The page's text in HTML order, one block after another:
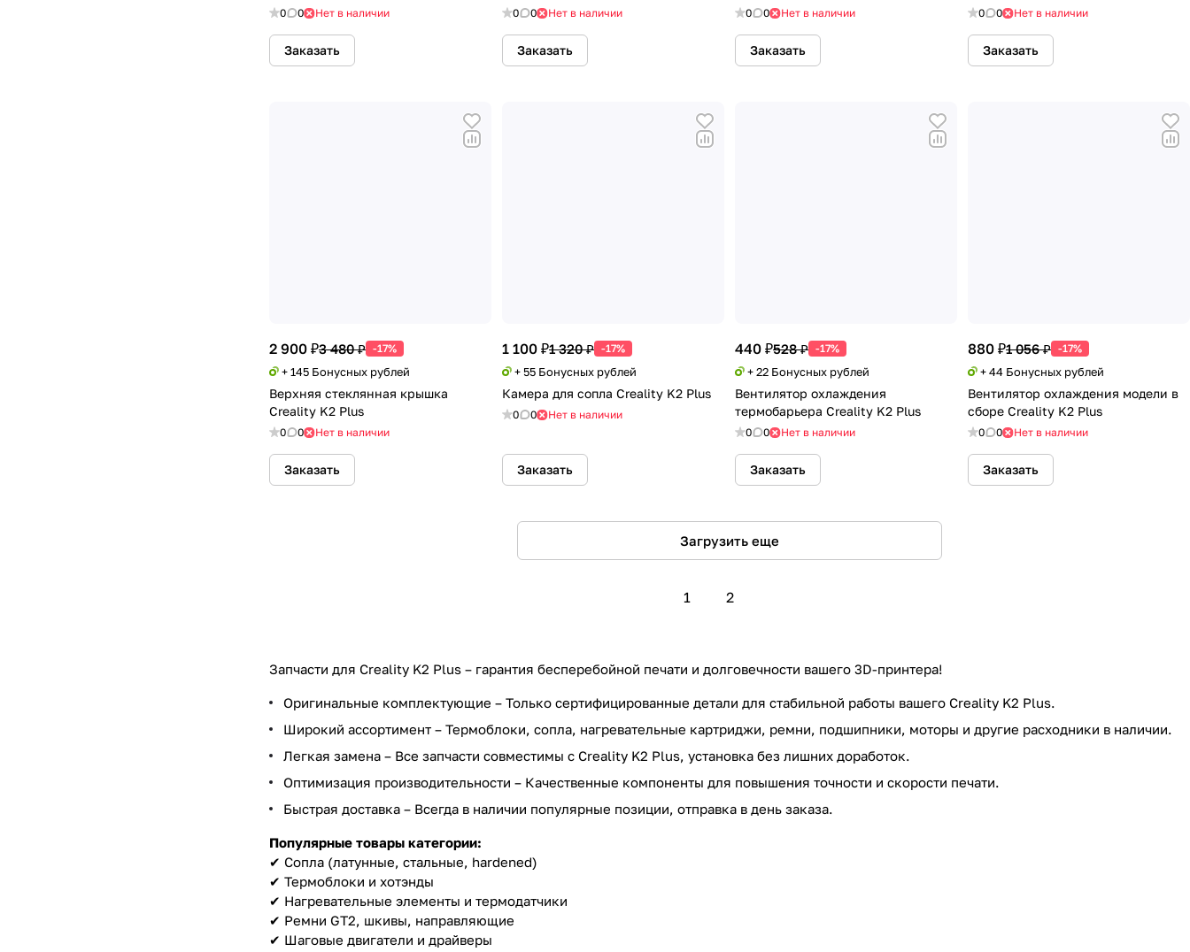
0 0 Нет в наличии
Заказать
0 0 Нет в наличии
Заказать
0 0 Нет в наличии
Заказать
0 0 Нет в наличии
Заказать
2 900 ₽3 480 ₽ -17%
+ 145 Бонусных рублей
Верхняя стеклянная крышка
Creality K2 Plus
0 0 Нет в наличии
Заказать
1 100 ₽1 320 ₽ -17%
+ 55 Бонусных рублей
Камера для сопла Creality K2 Plus
0 0 Нет в наличии
Заказать
440 ₽528 ₽ -17%
+ 22 Бонусных рублей
Вентилятор охлаждения
термобарьера Creality K2 Plus
0 0 Нет в наличии
Заказать
880 ₽1 056 ₽ -17%
+ 44 Бонусных рублей
Вентилятор охлаждения модели в
сборе Creality K2 Plus
0 0 Нет в наличии
Заказать
Загрузить еще
1 2
Запчасти для Creality K2 Plus – гарантия бесперебойной печати и долговечности вашего 3D-принтера!
Оригинальные комплектующие – Только сертифицированные детали для стабильной работы вашего Creality K2 Plus.
Широкий ассортимент – Термоблоки, сопла, нагревательные картриджи, ремни, подшипники, моторы и другие расходники в наличии.
Легкая замена – Все запчасти совместимы с Creality K2 Plus, установка без лишних доработок.
Оптимизация производительности – Качественные компоненты для повышения точности и скорости печати.
Быстрая доставка – Всегда в наличии популярные позиции, отправка в день заказа.
Популярные товары категории:
✔ Сопла (латунные, стальные, hardened)
✔ Термоблоки и хотэнды
✔ Нагревательные элементы и термодатчики
✔ Ремни GT2, шкивы, направляющие
✔ Шаговые двигатели и драйверы